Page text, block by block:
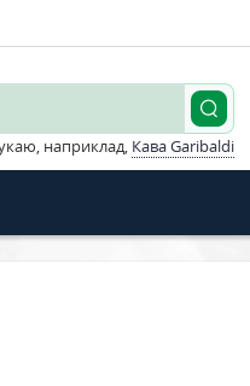
наприклад, Кава Garibaldi